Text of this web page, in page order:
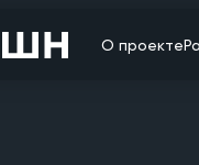
О проекте